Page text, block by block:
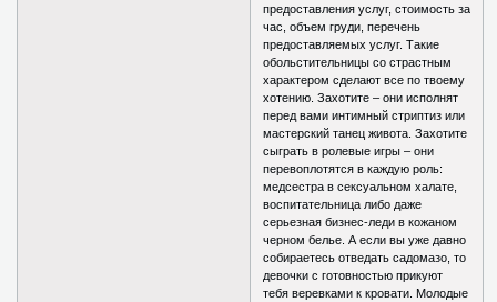
предоставления услуг, стоимость за
час, объем груди, перечень
предоставляемых услуг. Такие
обольстительницы со страстным
характером сделают все по твоему
хотению. Захотите – они исполнят
перед вами интимный стриптиз или
мастерский танец живота. Захотите
сыграть в ролевые игры – они
перевоплотятся в каждую роль:
медсестра в сексуальном халате,
воспитательница либо даже
серьезная бизнес-леди в кожаном
черном белье. А если вы уже давно
собираетесь отведать садомазо, то
девочки с готовностью прикуют
тебя веревками к кровати. Молодые